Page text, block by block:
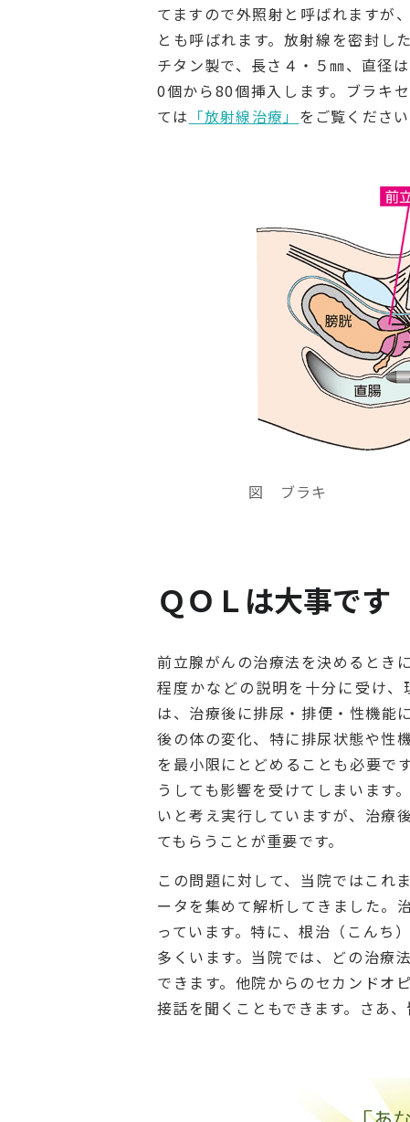
てますので外照射と呼ばれますが
とも呼ばれます。放射線を密封し
チタン製で、長さ４・５㎜、直径
0個から80個挿入します。ブラキ
ては 「放射線治療」 をご覧ください
図 ブラキ
ＱＯＬは大事です
前立腺がんの治療法を決めるとき
程度かなどの説明を十分に受け
は、治療後に排尿・排便・性機能
後の体の変化、特に排尿状態や性
を最小限にとどめることも必要で
うしても影響を受けてしまいます
いと考え実行していますが、治療
てもらうことが重要です。
この問題に対して、当院ではこれ
ータを集めて解析してきました。
っています。特に、根治（こんち
多くいます。当院では、どの治療
できます。他院からのセカンドオ
接話を聞くこともできます。さあ